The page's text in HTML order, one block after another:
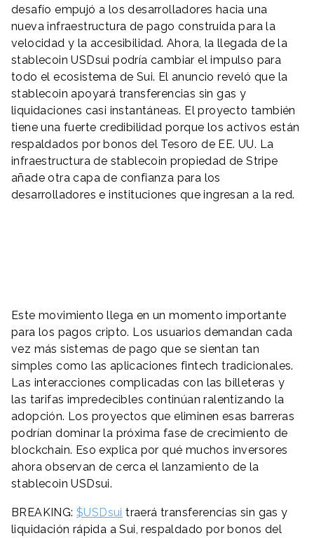
desafío empujó a los desarrolladores hacia una
nueva infraestructura de pago construida para la
velocidad y la accesibilidad. Ahora, la llegada de la
stablecoin USDsui podría cambiar el impulso para
todo el ecosistema de Sui. El anuncio reveló que la
stablecoin apoyará transferencias sin gas y
liquidaciones casi instantáneas. El proyecto también
tiene una fuerte credibilidad porque los activos están
respaldados por bonos del Tesoro de EE. UU. La
infraestructura de stablecoin propiedad de Stripe
añade otra capa de confianza para los
desarrolladores e instituciones que ingresan a la red.
Este movimiento llega en un momento importante
para los pagos cripto. Los usuarios demandan cada
vez más sistemas de pago que se sientan tan
simples como las aplicaciones fintech tradicionales.
Las interacciones complicadas con las billeteras y
las tarifas impredecibles continúan ralentizando la
adopción. Los proyectos que eliminen esas barreras
podrían dominar la próxima fase de crecimiento de
blockchain. Eso explica por qué muchos inversores
ahora observan de cerca el lanzamiento de la
stablecoin USDsui.
BREAKING:$USDsui traerá transferencias sin gas y
liquidación rápida a Sui, respaldado por bonos del